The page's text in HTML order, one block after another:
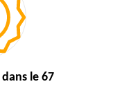
dans le 67